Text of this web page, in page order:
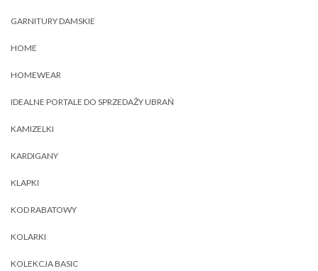
GARNITURY DAMSKIE
HOME
HOMEWEAR
IDEALNE PORTALE DO SPRZEDAŻY UBRAŃ
KAMIZELKI
KARDIGANY
KLAPKI
KOD RABATOWY
KOLARKI
KOLEKCJA BASIC